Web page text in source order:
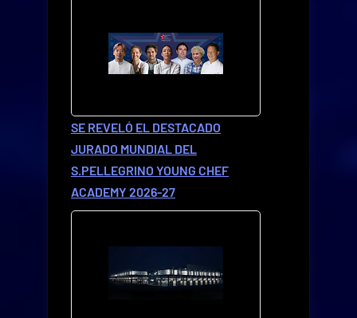
SE REVELÓ EL DESTACADO
JURADO MUNDIAL DEL
S.PELLEGRINO YOUNG CHEF
ACADEMY 2026-27